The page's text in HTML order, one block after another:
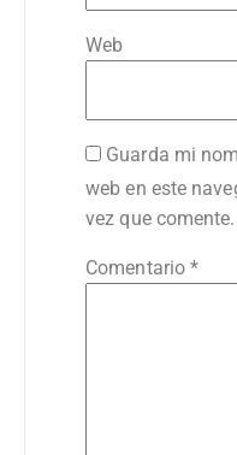
Web
Guarda mi
web en este
vez que comente.
Comentario*